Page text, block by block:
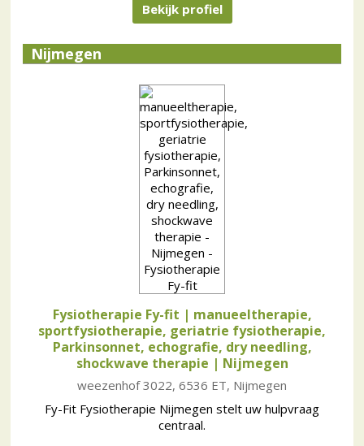
Bekijk profiel
Nijmegen
Fysiotherapie Fy-fit | manueeltherapie,
sportfysiotherapie, geriatrie fysiotherapie,
Parkinsonnet, echografie, dry needling,
shockwave therapie | Nijmegen
weezenhof 3022, 6536 ET, Nijmegen
Fy-Fit Fysiotherapie Nijmegen stelt uw hulpvraag
centraal.